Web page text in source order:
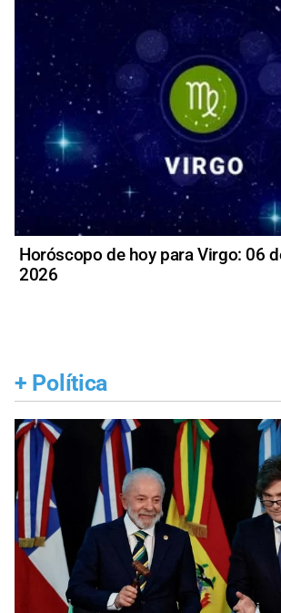
Horóscopo de hoy para Virgo: 06
2026
+ Política